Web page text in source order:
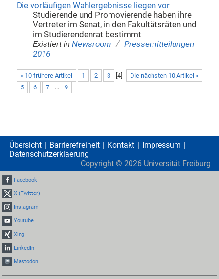
Die vorläufigen Wahlergebnisse liegen vor
Studierende und Promovierende haben ihre
Vertreter im Senat, in den Fakultätsräten und
im Studierendenrat bestimmt
Existiert in Newsroom / Pressemitteilungen
2016
« 10 frühere Artikel Die nächsten 10 Artikel »
1 2 3 4]
5
6 7 ... 9
Übersicht Barrierefreiheit Kontakt
Impressum
Datenschutzerklaerung
Copyright © 2026 Universität Freiburg
Facebook
X (Twitter)
Instagram
Youtube
Xing
LinkedIn
Mastodon